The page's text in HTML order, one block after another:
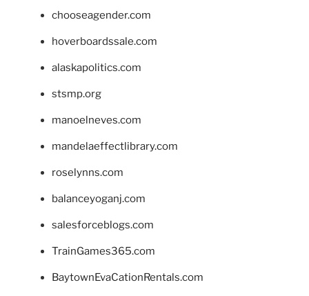
chooseagender.com
hoverboardssale.com
alaskapolitics.com
stsmp.org
manoelneves.com
mandelaeffectlibrary.com
roselynns.com
balanceyoganj.com
salesforceblogs.com
TrainGames365.com
BaytownEvaCationRentals.com